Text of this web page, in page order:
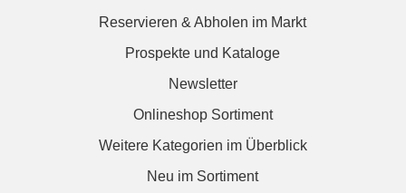
Reservieren & Abholen im Markt
Prospekte und Kataloge
Newsletter
Onlineshop Sortiment
Weitere Kategorien im Überblick
Neu im Sortiment